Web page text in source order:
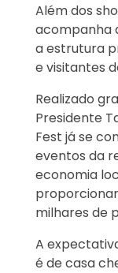
Além dos
acompanha
a estrutura
e visitantes
Realizado
Presidente
Fest já se
eventos da
economia
milhares de
A
é de casa